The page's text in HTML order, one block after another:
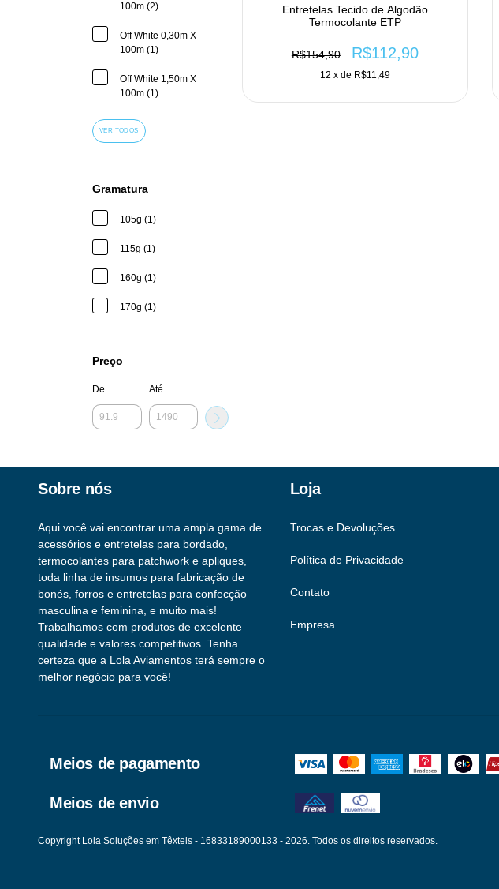
100m (2)
Off White 0,30m X
100m (1)
Off White 1,50m X
100m (1)
VER TODOS
Gramatura
105g (1)
115g (1)
160g (1)
170g (1)
Preço
De Até
Entretelas Tecido de Algodão
Termocolante ETP
R$154,90 R$112,90
12 x de R$11,49
Sobre nós
Aqui você vai encontrar uma ampla gama de
acessórios e entretelas para bordado,
termocolantes para patchwork e apliques,
toda linha de insumos para fabricação de
bonés, forros e entretelas para confecção
masculina e feminina, e muito mais!
Trabalhamos com produtos de excelente
qualidade e valores competitivos. Tenha
certeza que a Lola Aviamentos terá sempre o
melhor negócio para você!
Loja
Trocas e Devoluções
Política de Privacidade
Contato
Empresa
Meios de pagamento
Meios de envio
Copyright Lola Soluções em Têxteis - 16833189000133 - 2026. Todos os direitos reservados.